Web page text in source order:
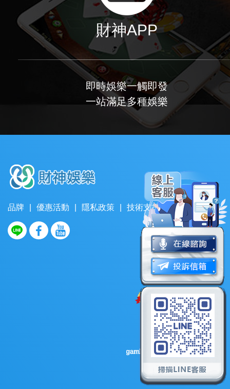
財神APP
即時娛樂一觸即發
一站滿足多種娛樂
品牌 優惠活動 隱私政策 技術支援 聯絡我們
權威認證資質